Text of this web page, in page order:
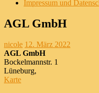
Impressum und
AGL GmbH
nicole 12. März 2022
AGL GmbH
Bockelmannstr. 1
Lüneburg,
KarteAGL